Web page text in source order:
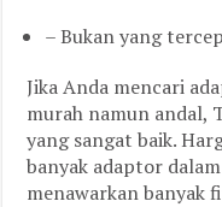
– Bukan yang
Jika Anda mencari
murah namun andal,
yang sangat baik.
banyak adaptor
menawarkan banyak